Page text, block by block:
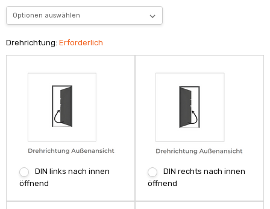
Drehrichtung:Erforderlich
DIN links nach innen
öffnend
DIN rechts nach innen
öffnend